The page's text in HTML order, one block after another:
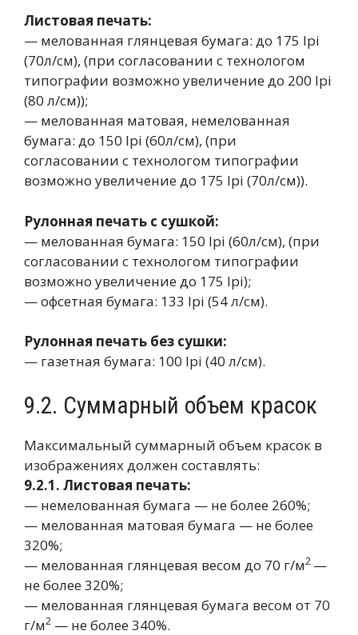
Листовая печать:
— мелованная глянцевая бумага: до 175 lpi
(70л/см), (при согласовании с технологом
типографии возможно увеличение до 200 lpi
(80 л/см));
— мелованная матовая, немелованная
бумага: до 150 lpi (60л/см), (при
согласовании с технологом типографии
возможно увеличение до 175 lpi (70л/см)).
Рулонная печать с сушкой:
— мелованная бумага: 150 lpi (60л/см), (при
согласовании с технологом типографии
возможно увеличение до 175 lpi);
— офсетная бумага: 133 lpi (54 л/см).
Рулонная печать без сушки:
— газетная бумага: 100 lpi (40 л/см).
9.2. Суммарный объем красок
Максимальный суммарный объем красок в
изображениях должен составлять:
9.2.1. Листовая печать:
— немелованная бумага — не более 260%;
— мелованная матовая бумага — не более
320%;
— мелованная глянцевая весом до 70 г/м2 —
не более 320%;
— мелованная глянцевая бумага весом от 70
г/м2 — не более 340%.